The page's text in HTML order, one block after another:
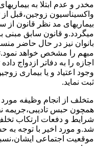
مخدر و عدم ابتلا به
بیماریهای مد نظر قانون
میگردد.و قانون سابق مبنی
بانوان نیز در حال حاضر
مبهم را مشخص خواهد
اجازه را به دفاتر ازدواج
وجود اعتیاد و یا بیماری
ثبت نماید.
متخلف از انجام وظیفه مورد
همچون حبس تادیبی،جریمه
شرایط و دفعات ارتکاب
شد.و مورد اخیر با توجه
موقعیت اجتماعی